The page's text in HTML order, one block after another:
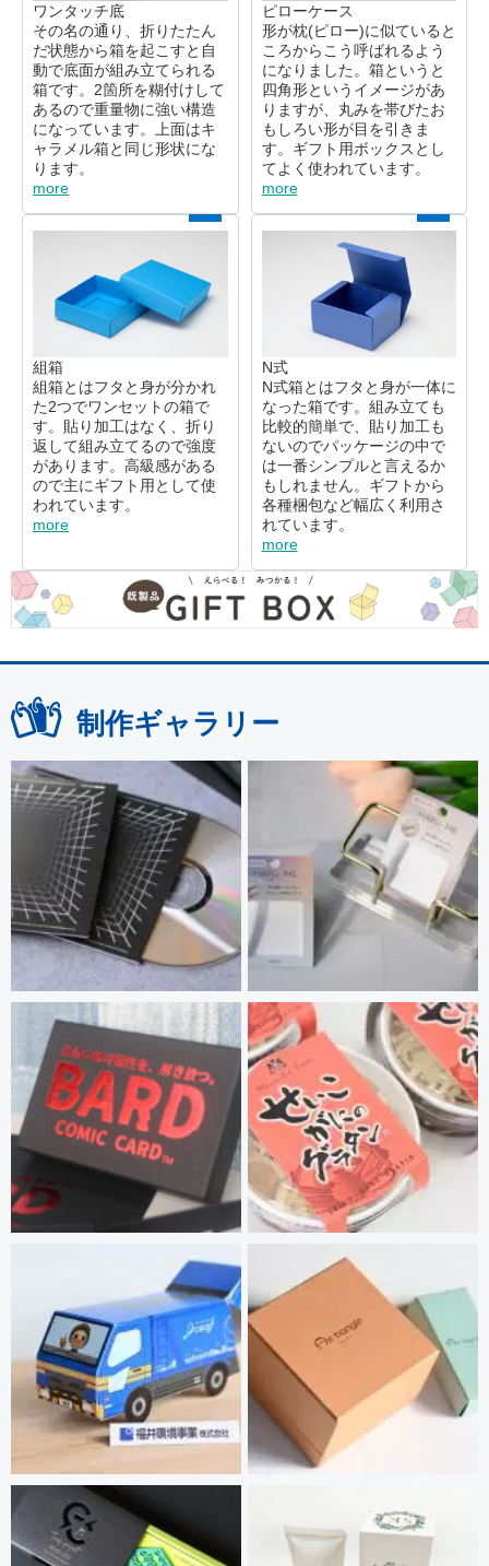
ワンタッチ底
その名の通り、折りたたん
だ状態から箱を起こすと自
動で底面が組み立てられる
箱です。2箇所を糊付けして
あるので重量物に強い構造
になっています。上面はキ
ャラメル箱と同じ形状にな
ります。
more
ピローケース
形が枕(ピロー)に似ていると
ころからこう呼ばれるよう
になりました。箱というと
四角形というイメージがあ
りますが、丸みを帯びたお
もしろい形が目を引きま
す。ギフト用ボックスとし
てよく使われています。
more
組箱
組箱とはフタと身が分かれ
た2つでワンセットの箱で
す。貼り加工はなく、折り
返して組み立てるので強度
があります。高級感がある
ので主にギフト用として使
われています。
more
N式
N式箱とはフタと身が一体に
なった箱です。組み立ても
比較的簡単で、貼り加工も
ないのでパッケージの中で
は一番シンプルと言えるか
もしれません。ギフトから
各種梱包など幅広く利用さ
れています。
more
制作ギャラリー